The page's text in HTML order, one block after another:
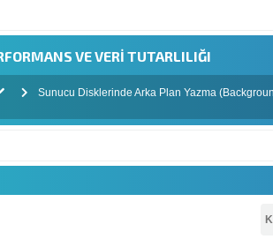
Sunucu Disklerinde Arka Plan Yazma
VE VERI TUTARLILIĞI